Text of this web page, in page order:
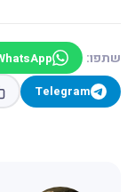
שתפו: WhatsApp
Telegram